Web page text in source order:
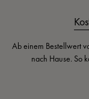
Ab einem Bestellwert
nach Hause. So